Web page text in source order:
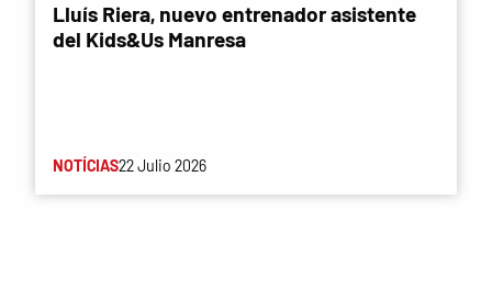
Lluís Riera, nuevo entrenador asistente
del Kids&Us Manresa
NOTÍCIAS22 Julio 2026